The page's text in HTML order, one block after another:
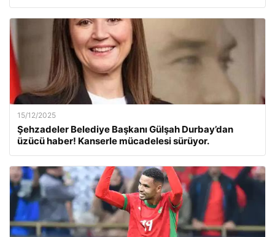
15/12/2025
Şehzadeler Belediye Başkanı Gülşah Durbay’dan
üzücü haber! Kanserle mücadelesi sürüyor.